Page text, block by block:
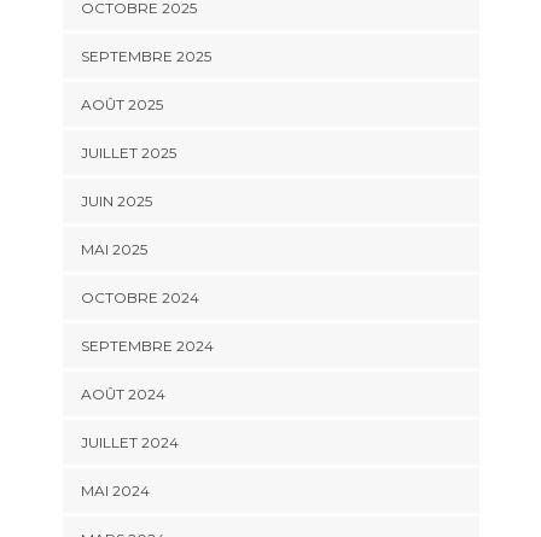
OCTOBRE 2025
SEPTEMBRE 2025
AOÛT 2025
JUILLET 2025
JUIN 2025
MAI 2025
OCTOBRE 2024
SEPTEMBRE 2024
AOÛT 2024
JUILLET 2024
MAI 2024